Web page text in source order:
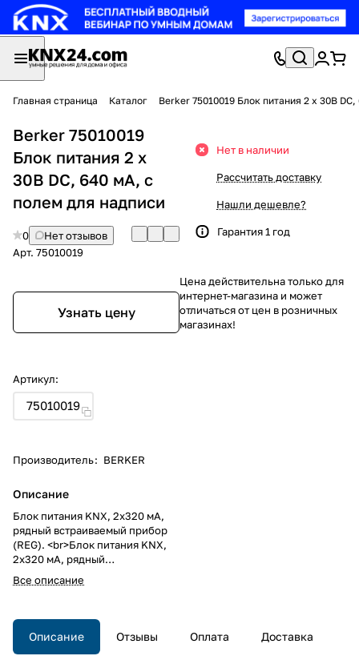
Главная страница Каталог Berker 75010019 Блок питания 2 х 30В
Berker 75010019
Блок питания 2 х
30В DC, 640 мА, с
полем для надписи
0
Нет отзывов
Арт. 75010019
Узнать цену
Артикул:
75010019
Производитель: BERKER
Описание
Блок питания KNX, 2x320 мA,
рядный встраиваемый прибор
(REG). <br>Блок питания KNX,
2x320 мA, рядный
встраиваемый прибор (REG).
Все описание
Нет в наличии
Рассчитать доставку
Нашли дешевле?
Гарантия 1 год
Цена действительна только для
интернет-магазина и может
отличаться от цен в розничных
магазинах!
Описание Отзывы Оплата Доставка